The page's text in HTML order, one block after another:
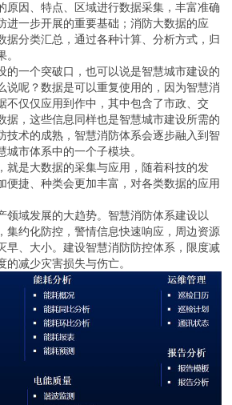
原因、特点、区域进行数据采集，丰富准确
进一步开展的重要基础；消防大数据的应
据分类汇总，通过各种计算、分析方式，归
的一个突破口，也可以说是智慧城市建设的
说呢？数据是可以重复使用的，因为智慧消
不仅仅应用到作中，其中包含了市政、交
据，这些信息同样也是智慧城市建设所需的
技术的成熟，智慧消防体系会逐步融入到智
市体系中的一个子模块。
就是大数据的采集与应用，随着科技的发
便捷、种类会更加丰富，对各类数据的应用
领域发展的大趋势。智慧消防体系建设以
集约化防控，警情信息快速响应，周边资源
早、大小。建设智慧消防防控体系，限度减
减少灾害损失与伤亡。